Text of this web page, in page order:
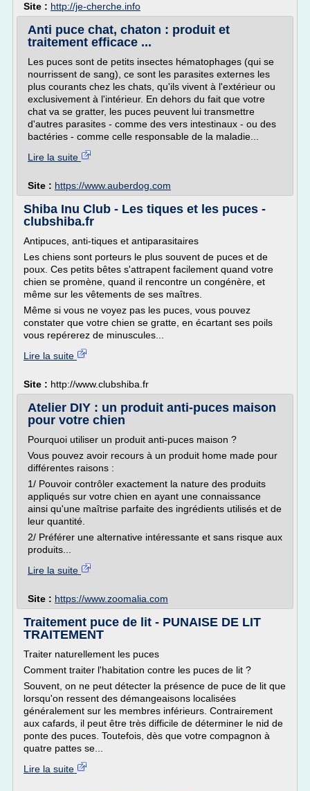
Site : http://je-cherche.info
Anti puce chat, chaton : produit et
traitement efficace ...
Les puces sont de petits insectes hématophages (qui se
nourrissent de sang), ce sont les parasites externes les
plus courants chez les chats, qu'ils vivent à l'extérieur ou
exclusivement à l'intérieur. En dehors du fait que votre
chat va se gratter, les puces peuvent lui transmettre
d'autres parasites - comme des vers intestinaux - ou des
bactéries - comme celle responsable de la maladie...
Lire la suite
Site : https://www.auberdog.com
Shiba Inu Club - Les tiques et les puces -
clubshiba.fr
Antipuces, anti-tiques et antiparasitaires
Les chiens sont porteurs le plus souvent de puces et de
poux. Ces petits bêtes s'attrapent facilement quand votre
chien se promène, quand il rencontre un congénère, et
même sur les vêtements de ses maîtres.
Même si vous ne voyez pas les puces, vous pouvez
constater que votre chien se gratte, en écartant ses poils
vous repérerez de minuscules...
Lire la suite
Site : http://www.clubshiba.fr
Atelier DIY : un produit anti-puces maison
pour votre chien
Pourquoi utiliser un produit anti-puces maison ?
Vous pouvez avoir recours à un produit home made pour
différentes raisons :
1/ Pouvoir contrôler exactement la nature des produits
appliqués sur votre chien en ayant une connaissance
ainsi qu'une maîtrise parfaite des ingrédients utilisés et de
leur quantité.
2/ Préférer une alternative intéressante et sans risque aux
produits...
Lire la suite
Site : https://www.zoomalia.com
Traitement puce de lit - PUNAISE DE LIT
TRAITEMENT
Traiter naturellement les puces
Comment traiter l'habitation contre les puces de lit ?
Souvent, on ne peut détecter la présence de puce de lit que
lorsqu'on ressent des démangeaisons localisées
généralement sur les membres inférieurs. Contrairement
aux cafards, il peut être très difficile de déterminer le nid de
ponte des puces. Toutefois, dès que votre compagnon à
quatre pattes se...
Lire la suite